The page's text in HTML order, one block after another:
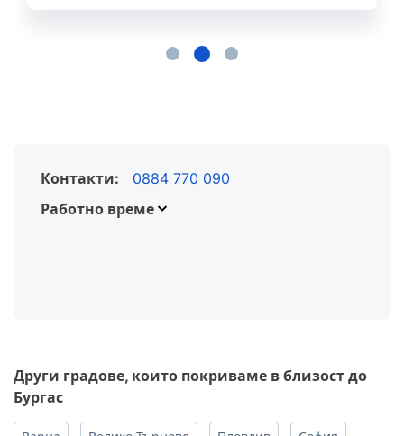
Контакти:
0884 770 090
Работно време
Други градове, които покриваме в близост до
Бургас